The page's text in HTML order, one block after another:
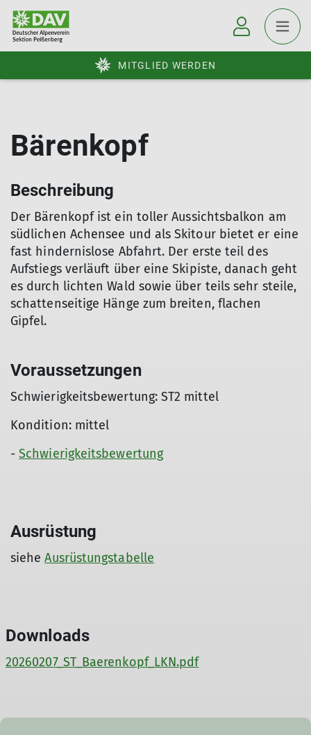
MITGLIED WERDEN
Bärenkopf
Beschreibung
Der Bärenkopf ist ein toller Aussichtsbalkon am
südlichen Achensee und als Skitour bietet er eine
fast hindernislose Abfahrt. Der erste teil des
Aufstiegs verläuft über eine Skipiste, danach geht
es durch lichten Wald sowie über teils sehr steile,
schattenseitige Hänge zum breiten, flachen
Gipfel.
Voraussetzungen
Schwierigkeitsbewertung: ST2 mittel
Kondition: mittel
-Schwierigkeitsbewertung
Ausrüstung
sieheAusrüstungstabelle
Downloads
20260207_ST_Baerenkopf_LKN.pdf